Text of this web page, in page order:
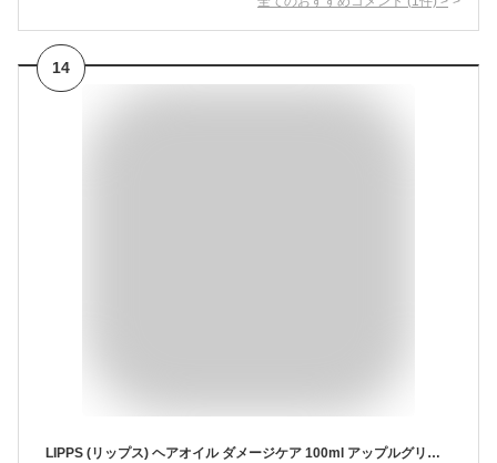
14
LIPPS (リップス) ヘアオイル ダメージケア 100ml アップルグリーン & ローズの香り